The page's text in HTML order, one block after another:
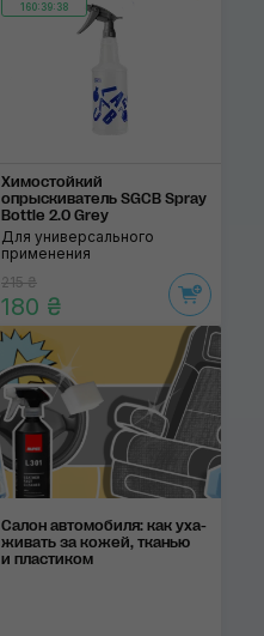
160:39:38
Химостойкий
опрыскиватель SGCB Spray
Bottle 2.0 Grey
Для универсального
применения
215 ₴
180 ₴
Салон автомобиля: как уха­
жи­вать за ко­жей, тка­нью
и пла­сти­ком